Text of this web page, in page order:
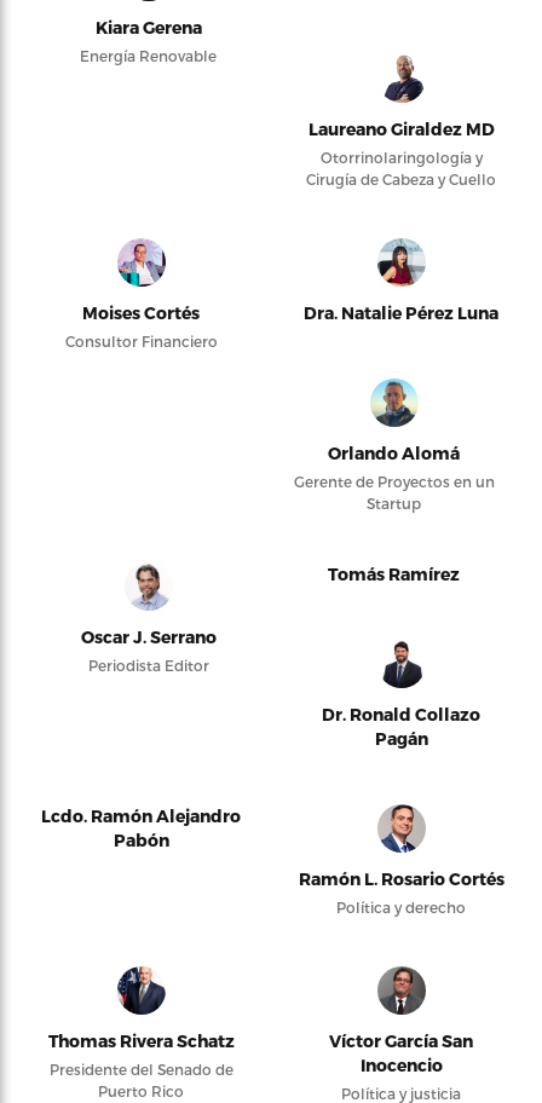
Kiara Gerena
Energía Renovable
Laureano Giraldez MD
Otorrinolaringología y
Cirugía de Cabeza y Cuello
Moises Cortés
Consultor Financiero
Dra. Natalie Pérez Luna
Orlando Alomá
Gerente de Proyectos en un
Startup
Oscar J. Serrano
Periodista Editor
Tomás Ramírez
Dr. Ronald Collazo
Pagán
Lcdo. Ramón Alejandro
Pabón
Ramón L. Rosario Cortés
Política y derecho
Thomas Rivera Schatz
Presidente del Senado de
Puerto Rico
Víctor García San
Inocencio
Política y justicia